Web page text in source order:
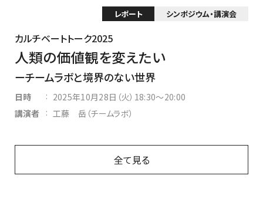
シンポジウム・講演会
レポート
カルチベートトーク2025
人類の価値観を変えたい
チームラボと境界のない世界
日時 : 2025年10月28日（火）18:30～20:00
講演者 : 工藤 岳（チームラボ）
全て見る